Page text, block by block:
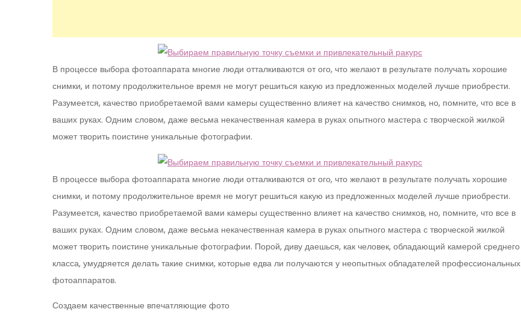
В процессе выбора фотоаппарата многие люди отталкиваются от ого, что желают в результате получать хорошие
снимки, и потому продолжительное время не могут решиться какую из предложенных моделей лучше приобрести.
Разумеется, качество приобретаемой вами камеры существенно влияет на качество снимков, но, помните, что все в
ваших руках. Одним словом, даже весьма некачественная камера в руках опытного мастера с творческой жилкой
может творить поистине уникальные фотографии.
В процессе выбора фотоаппарата многие люди отталкиваются от ого, что желают в результате получать хорошие
снимки, и потому продолжительное время не могут решиться какую из предложенных моделей лучше приобрести.
Разумеется, качество приобретаемой вами камеры существенно влияет на качество снимков, но, помните, что все в
ваших руках. Одним словом, даже весьма некачественная камера в руках опытного мастера с творческой жилкой
может творить поистине уникальные фотографии. Порой, диву даешься, как человек, обладающий камерой среднего
класса, умудряется делать такие снимки, которые едва ли получаются у неопытных обладателей профессиональных
фотоаппаратов.
Создаем качественные впечатляющие фото